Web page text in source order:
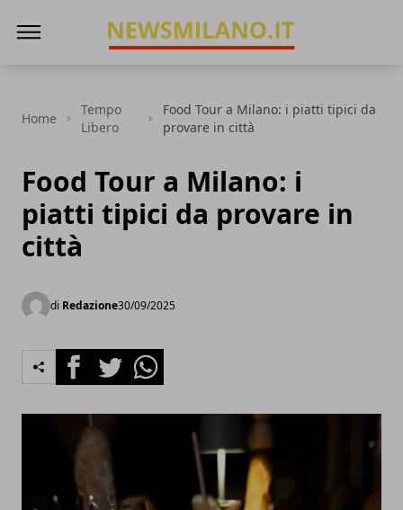
Home
Tempo
Libero
Food Tour a Milano: i piatti tipici da
provare in città
Food Tour a Milano: i
piatti tipici da provare in
città
di Redazione30/09/2025
FacebookTwitterWhatsapp